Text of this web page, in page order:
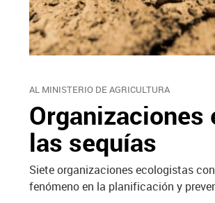
AL MINISTERIO DE AGRICULTURA
las sequías
Siete organizaciones ecologistas
fenómeno en la planificación y